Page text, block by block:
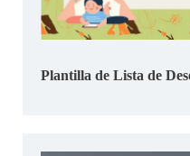
Plantilla de Lista de